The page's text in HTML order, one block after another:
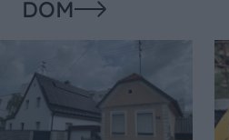
DOM